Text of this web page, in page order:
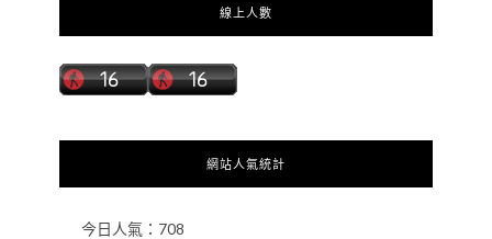
線上人數
網站人氣統計
今日人氣： 708